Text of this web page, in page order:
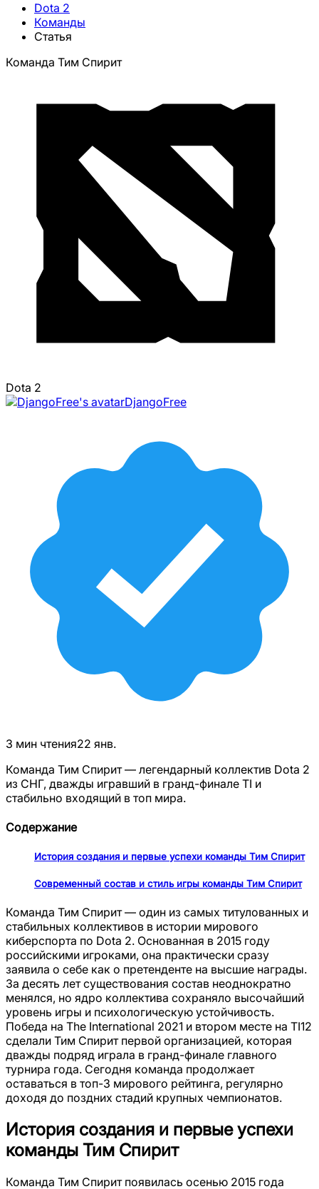
Dota 2
Команды
Статья
Команда Тим Спирит
Dota 2
DjangoFree
3 мин чтения22 янв.
Команда Тим Спирит — легендарный коллектив Dota 2
из СНГ, дважды игравший в гранд-финале TI и
стабильно входящий в топ мира.
Содержание
История создания и первые успехи команды Тим Спирит
Современный состав и стиль игры команды Тим Спирит
Команда Тим Спирит — один из самых титулованных и
стабильных коллективов в истории мирового
киберспорта по Dota 2. Основанная в 2015 году
российскими игроками, она практически сразу
заявила о себе как о претенденте на высшие награды.
За десять лет существования состав неоднократно
менялся, но ядро коллектива сохраняло высочайший
уровень игры и психологическую устойчивость.
Победа на The International 2021 и втором месте на TI12
сделали Тим Спирит первой организацией, которая
дважды подряд играла в гранд-финале главного
турнира года. Сегодня команда продолжает
оставаться в топ-3 мирового рейтинга, регулярно
доходя до поздних стадий крупных чемпионатов.
История создания и первые успехи
команды Тим Спирит
Команда Тим Спирит появилась осенью 2015 года